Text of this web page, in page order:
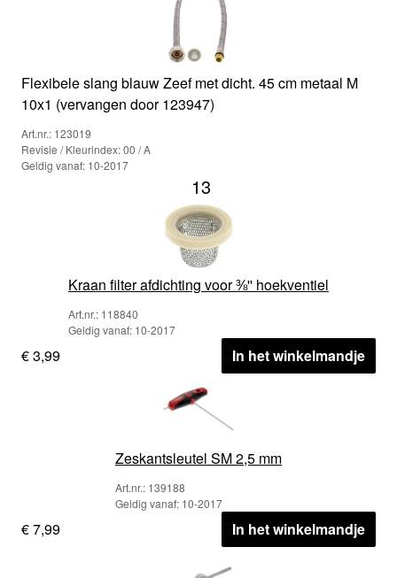
Flexibele slang blauw Zeef met dicht. 45 cm metaal M
10x1 (vervangen door 123947)
Art.nr.: 123019
Revisie / Kleurindex: 00 / A
Geldig vanaf: 10-2017
13
Kraan filter afdichting voor ⅜'' hoekventiel
Art.nr.: 118840
Geldig vanaf: 10-2017
€ 3,99 In het winkelmandje
Zeskantsleutel SM 2,5 mm
Art.nr.: 139188
Geldig vanaf: 10-2017
€ 7,99 In het winkelmandje